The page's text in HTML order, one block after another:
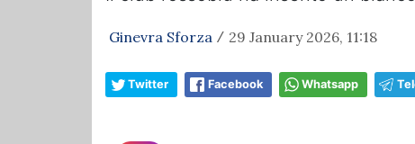
Ginevra Sforza / 29 January 2026, 11:18
Twitter Facebook Whatsapp